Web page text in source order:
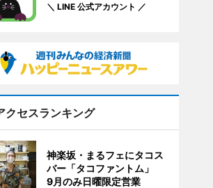
＼ LINE 公式アカウント ／
クセスランキング
神楽坂・まるフェにタコス
バー「タコファントム」
9月のみ日曜限定営業